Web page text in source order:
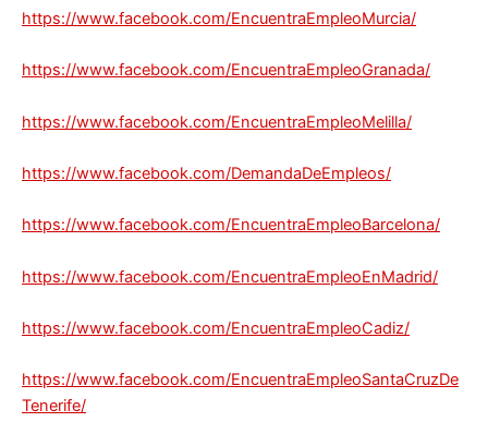
https://www.facebook.com/EncuentraEmpleoMurcia/
https://www.facebook.com/EncuentraEmpleoGranada/
https://www.facebook.com/EncuentraEmpleoMelilla/
https://www.facebook.com/DemandaDeEmpleos/
https://www.facebook.com/EncuentraEmpleoBarcelona/
https://www.facebook.com/EncuentraEmpleoEnMadrid/
https://www.facebook.com/EncuentraEmpleoCadiz/
https://www.facebook.com/EncuentraEmpleoSantaCruzDe
Tenerife/